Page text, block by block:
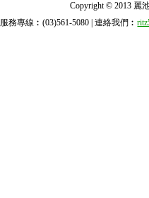
Copyright © 2013 麗
服務專線︰(03)561-5080 | 連絡我們︰